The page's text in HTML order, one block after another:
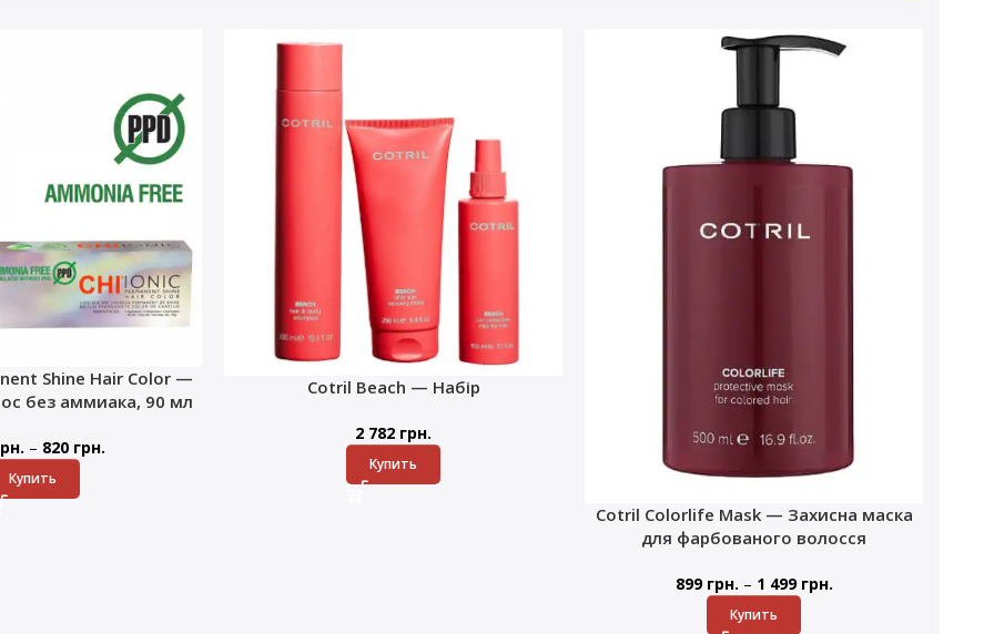
Shine Hair Color —
без аммиака, 90 мл
– 820 грн.
Купить
Cotril Beach — Набір
2 782 грн.
Купить
Cotril Colorlife Mask — Захисна маска
для фарбованого волосся
899 грн. – 1 499 грн.
Купить